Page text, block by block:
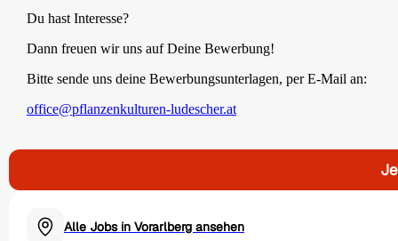
Du hast Interesse?
Dann freuen wir uns auf Deine Bewerbung!
Bitte sende uns deine Bewerbungsunterlagen, per E-Mail an:
office@pflanzenkulturen-ludescher.at
Alle Jobs in Vorarlberg ansehen